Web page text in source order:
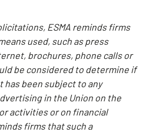
ESMA reminds firms
used, such as press
brochures, phone calls or
be considered to determine if
been subject to any
in the Union on the
activities or on financial
firms that such a